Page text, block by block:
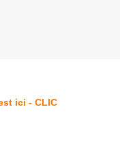
ici - CLIC